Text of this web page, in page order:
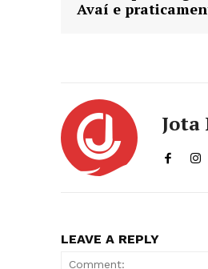
Avaí e
LEAVE A REPLY